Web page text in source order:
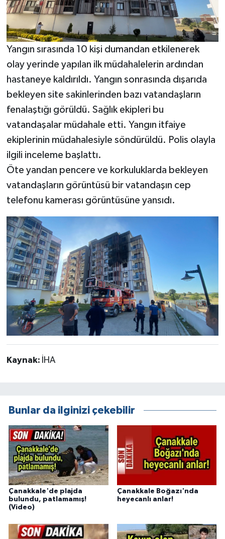
Yangın sırasında 10 kişi dumandan etkilenerek
olay yerinde yapılan ilk müdahalelerin ardından
hastaneye kaldırıldı. Yangın sonrasında dışarıda
bekleyen site sakinlerinden bazı vatandaşların
fenalaştığı görüldü. Sağlık ekipleri bu
vatandaşalar müdahale etti. Yangın itfaiye
ekiplerinin müdahalesiyle söndürüldü. Polis olayla
ilgili inceleme başlattı.
Öte yandan pencere ve korkuluklarda bekleyen
vatandaşların görüntüsü bir vatandaşın cep
telefonu kamerası görüntüsüne yansıdı.
Kaynak: İHA
Bunlar da ilginizi çekebilir
Çanakkale'de plajda
bulundu, patlamamış!
(Video)
Çanakkale Boğazı'nda
heyecanlı anlar!